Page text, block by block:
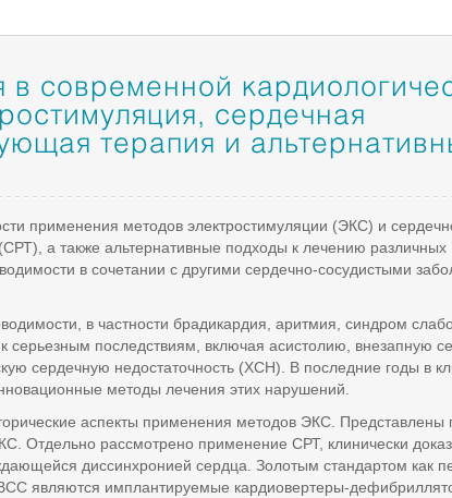
в современной
сердечная
терапия и
применения методов электростимуляции (ЭКС) и
а также альтернативные подходы к лечению различных
в сочетании с другими сердечно-сосудистыми
в частности брадикардия, аритмия, синдром
к серьезным последствиям, включая асистолию, внезапную
сердечную недостаточность (ХСН). В последние годы в
методы лечения этих нарушений.
аспекты применения методов ЭКС. Представлены
Отдельно рассмотрено применение СРТ, клинически
диссинхронией сердца. Золотым стандартом как
являются имплантируемые кардиовертеры-